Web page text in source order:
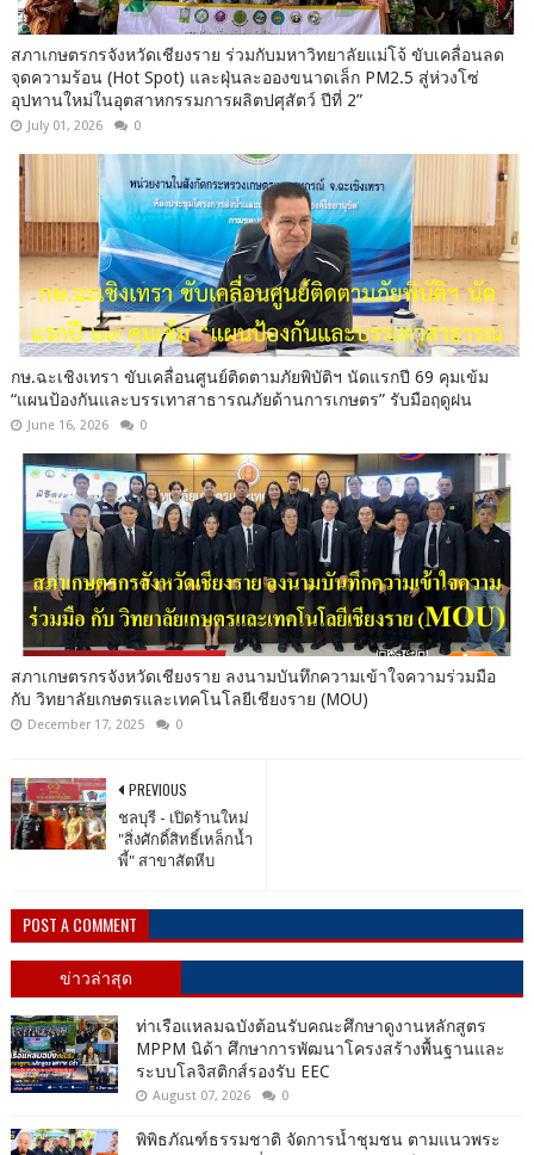
สภาเกษตรกรจังหวัดเชียงราย ร่วมกับมหาวิทยาลัยแม่โจ้ ขับเคลื่อนลด
จุดความร้อน (Hot Spot) และฝุ่นละอองขนาดเล็ก PM2.5 สู่ห่วงโซ่
อุปทานใหม่ในอุตสาหกรรมการผลิตปศุสัตว์ ปีที่ 2”
July 01, 2026 0
กษ.ฉะเชิงเทรา ขับเคลื่อนศูนย์ติดตามภัยพิบัติฯ นัดแรกปี 69 คุมเข้ม
“แผนป้องกันและบรรเทาสาธารณภัยด้านการเกษตร” รับมือฤดูฝน
June 16, 2026 0
สภาเกษตรกรจังหวัดเชียงราย ลงนามบันทึกความเข้าใจความร่วมมือ
กับ วิทยาลัยเกษตรและเทคโนโลยีเชียงราย (MOU)
December 17, 2025 0
PREVIOUS
ชลบุรี - เปิดร้านใหม่
"สิ่งศักดิ์สิทธิ์เหล็กน้ำ
พี้" สาขาสัตหีบ
POST A COMMENT
ข่าวล่าสุด
ท่าเรือแหลมฉบังต้อนรับคณะศึกษาดูงานหลักสูตร
MPPM นิด้า ศึกษาการพัฒนาโครงสร้างพื้นฐานและ
ระบบโลจิสติกส์รองรับ EEC
August 07, 2026 0
พิพิธภัณฑ์ธรรมชาติ จัดการน้ำชุมชน ตามแนวพระ